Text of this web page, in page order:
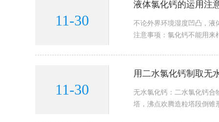
11-30
液体氯化钙的运用注
不论外界环境湿度凹凸，液
注意事项：氯化钙不能用来
11-30
用二水氯化钙制取无
无水氯化钙：二水氯化钙合
塔，沸点欢腾造粒塔段倒锥